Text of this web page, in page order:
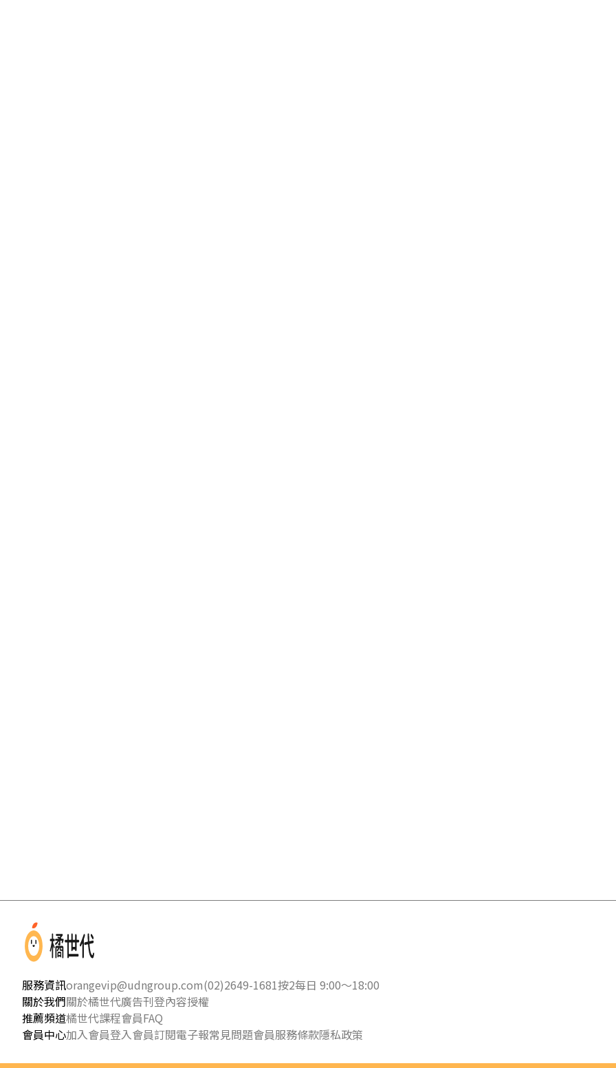
服務資訊orangevip@udngroup.com(02)2649-1681按2每日 9:00～18:00
關於我們關於橘世代廣告刊登內容授權
推薦頻道橘世代課程會員FAQ
會員中心加入會員登入會員訂閱電子報常見問題會員服務條款隱私政策